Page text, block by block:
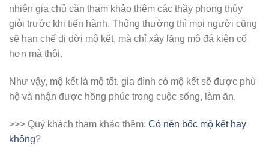
nhiên gia chủ cần tham khảo thêm các thầy phong thủy
giỏi trước khi tiến hành. Thông thường thì mọi người cũng
sẽ hạn chế di dời mộ kết, mà chỉ xây lăng mộ đá kiên cố
hơn mà thôi.
Như vậy, mộ kết là mộ tốt, gia đình có mộ kết sẽ được phù
hộ và nhận được hồng phúc trong cuộc sống, làm ăn.
>>> Quý khách tham khảo thêm: Có nên bốc mộ kết hay
không?